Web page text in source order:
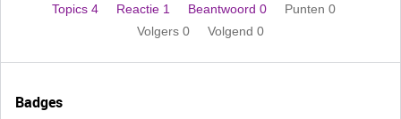
Topics 4 Reactie 1 Beantwoord 0
Punten 0
Volgers 0 Volgend 0
Badges